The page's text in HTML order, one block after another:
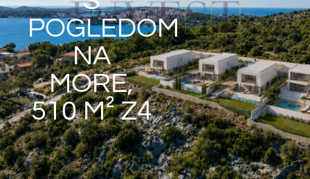
POGLEDOM
NA
MORE,
510 M² Z4